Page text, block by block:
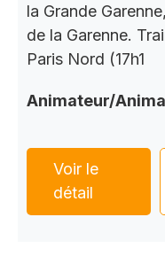
la Grande
de la Garenne.
Paris Nord (17h1
Animateur/
Voir le
détail